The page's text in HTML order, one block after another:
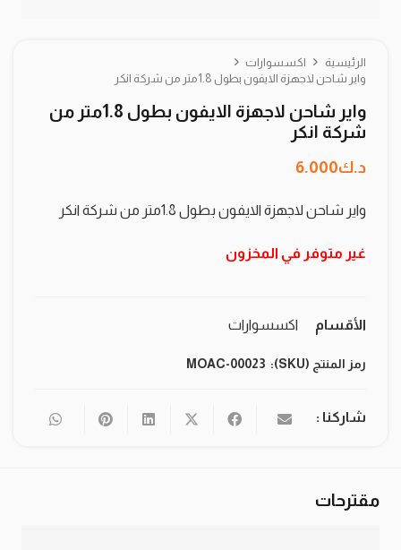
الرئيسية
اكسسوارات
واير شاحن لاجهزة الايفون بطول 1.8متر من شركة انكر
واير شاحن لاجهزة الايفون بطول 1.8متر من
شركة انكر
د.ك6.000
واير شاحن لاجهزة الايفون بطول 1.8متر من شركة انكر
غير متوفر في المخزون
الأقسام اكسسوارات
رمز المنتج (SKU): MOAC-00023
شاركنا :
مقترحات